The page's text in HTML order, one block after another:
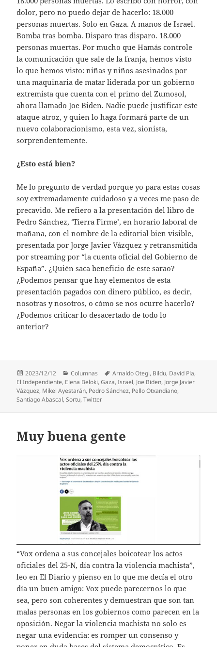
dolor, pero no puedo dejar de hacerlo: 18.000
personas muertas. Solo en Gaza. A manos de Israel.
Bomba tras bomba. Disparo tras disparo. 18.000
personas muertas. Por mucho que Hamás controle
la comunicación que sale de la franja, hemos visto
lo que hemos visto: niñas y niños asesinados por
una maquinaria de matar liderada por un gobierno
extremista que cuenta con el primo del Zumosol,
ahora llamado Joe Biden. Nadie puede justificar este
ataque atroz, y quien lo haga formará parte de un
nuevo colaboracionismo, esta vez, sionista,
sorprendentemente.
¿Esto está bien?
Me lo pregunto de verdad porque yo para estas cosas
soy extremadamente cuidadoso y a veces me paso de
precavido. Me refiero a la presentación del libro de
Pedro Sánchez, ‘Tierra Firme’, en horario laboral de
mañana, con el nombre de la editorial bien visible,
presentada por Jorge Javier Vázquez y retransmitida
por streaming por “la cuenta oficial del Gobierno de
España”. ¿Quién saca beneficio de este sarao?
¿Podemos pensar que hay elementos de esta
presentación pagados con dinero público, es decir,
nosotras y nosotros, o cómo se nos ocurre hacerlo?
¿Podemos criticar lo desacertado de todo lo
anterior?
Publicado
el
2023/12/12 Categorías
Columnas Etiquetas
Arnaldo Otegi, Bildu, David Pla,
El Independiente, Elena Beloki,Gaza,Israel, Joe Biden, Jorge Javier
Vázquez, Mikel Ayestarán, Pedro Sánchez, Pello Otxandiano,
Santiago Abascal,Sortu,Twitter
Muy buena gente
“Vox ordena a sus concejales boicotear los actos
oficiales del 25-N, día contra la violencia machista”,
leo en El Diario y pienso en lo que me decía el otro
día un buen amigo: Vox puede parecernos lo que
sea, pero son coherentes y demuestran que son tan
malas personas en los gobiernos como parecen en la
oposición. Negar la violencia machista no solo es
negar una evidencia: es romper un consenso y